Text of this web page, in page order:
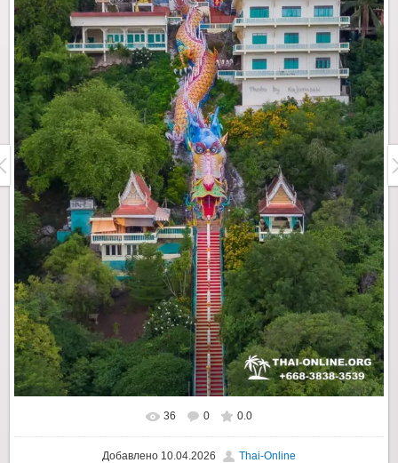
36 0 0.0
Добавлено 10.04.2026 Thai-Online